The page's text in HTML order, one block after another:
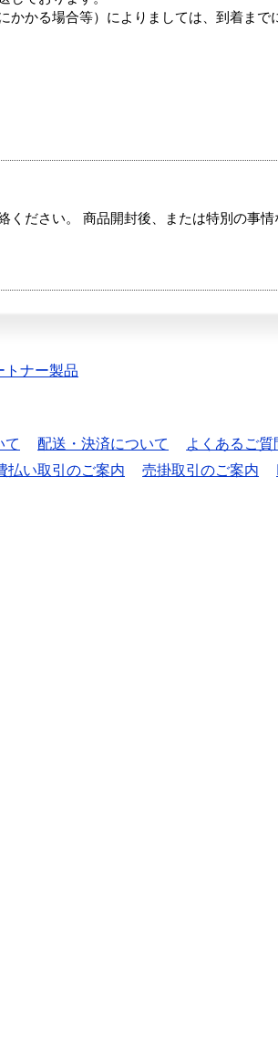
かる場合等）によりましては、到着まで
ださい。 商品開封後、または特別の事情
トナー製品
て 配送・決済について
よくあるご質
払い取引のご案内 売掛取引のご案内